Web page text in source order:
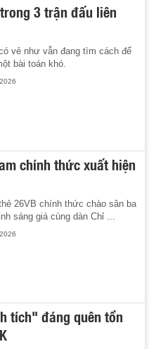
3 trận đấu liên
vẻ như vẫn đang tìm cách để
bài toán khó.
chính thức xuất hiện
26VB chính thức chào sân ba
sáng giá cùng dàn Chỉ ...
tích" đáng quên tồn